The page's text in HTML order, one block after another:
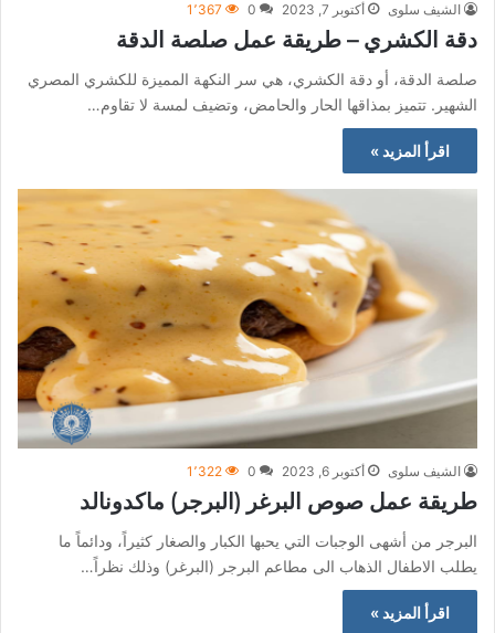
الشيف سلوى أكتوبر 7, 2023 0 1٬367
دقة الكشري – طريقة عمل صلصة الدقة
صلصة الدقة، أو دقة الكشري، هي سر النكهة المميزة للكشري المصري
الشهير. تتميز بمذاقها الحار والحامض، وتضيف لمسة لا تقاوم…
اقرأ المزيد »
الشيف سلوى أكتوبر 6, 2023 0 1٬322
طريقة عمل صوص البرغر (البرجر) ماكدونالد
البرجر من أشهى الوجبات التي يحبها الكبار والصغار كثيراً، ودائماً ما
يطلب الاطفال الذهاب الى مطاعم البرجر (البرغر) وذلك نظراً…
اقرأ المزيد »